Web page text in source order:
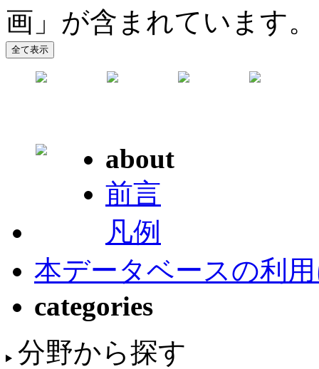
画」が含まれています。
about
前言
凡例
本データベースの利
categories
分野から探す